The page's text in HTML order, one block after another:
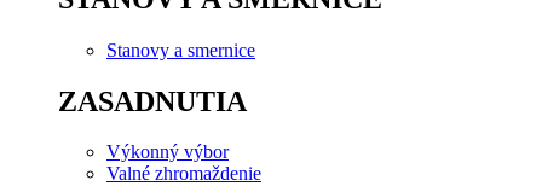
Stanovy a smernice
ZASADNUTIA
Výkonný výbor
Valné zhromaždenie